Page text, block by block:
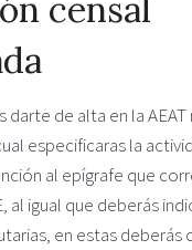
censal
de alta en la
especificaras la
al epígrafe que
al igual que deberás
en estas deberás